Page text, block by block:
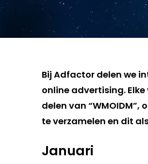
Bij Adfactor delen we
online advertising.
delen van “WMOIDM”,
te verzamelen en dit
Januari